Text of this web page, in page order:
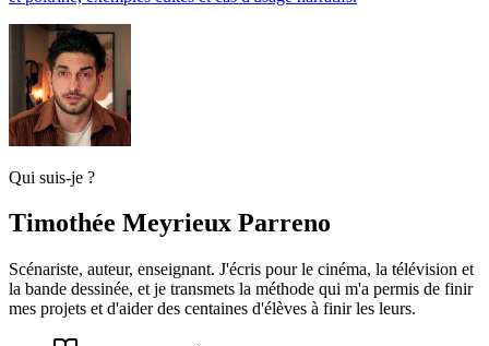
Qui suis-je ?
Timothée Meyrieux Parreno
Scénariste, auteur, enseignant. J'écris pour le cinéma, la télévision et
la bande dessinée, et je transmets la méthode qui m'a permis de finir
mes projets et d'aider des centaines d'élèves à finir les leurs.